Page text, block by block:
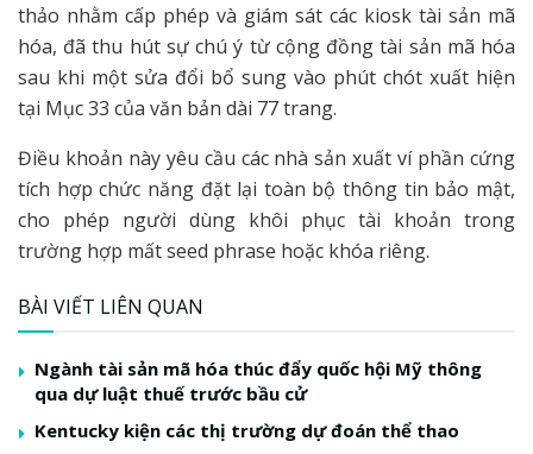
thảo nhằm cấp phép và giám sát các kiosk tài sản mã
hóa, đã thu hút sự chú ý từ cộng đồng tài sản mã hóa
sau khi một sửa đổi bổ sung vào phút chót xuất hiện
tại Mục 33 của văn bản dài 77 trang.
Điều khoản này yêu cầu các nhà sản xuất ví phần cứng
tích hợp chức năng đặt lại toàn bộ thông tin bảo mật,
cho phép người dùng khôi phục tài khoản trong
trường hợp mất seed phrase hoặc khóa riêng.
BÀI VIẾT LIÊN QUAN
Ngành tài sản mã hóa thúc đẩy quốc hội Mỹ thông
qua dự luật thuế trước bầu cử
Kentucky kiện các thị trường dự đoán thể thao